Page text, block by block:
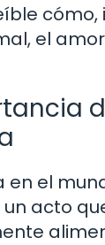
cómo,
el
en el
acto